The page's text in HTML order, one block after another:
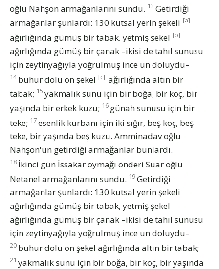
oğlu Nahşon armağanlarını sundu. 13 Getirdiği
armağanlar şunlardı: 130 kutsal yerin şekeli [a]
ağırlığında gümüş bir tabak, yetmiş şekel [b]
ağırlığında gümüş bir çanak –ikisi de tahıl sunusu
için zeytinyağıyla yoğrulmuş ince un doluydu–
14 buhur dolu on şekel [c] ağırlığında altın bir
tabak; 15 yakmalık sunu için bir boğa, bir koç, bir
yaşında bir erkek kuzu; 16 günah sunusu için bir
teke; 17esenlik kurbanı için iki sığır, beş koç, beş
teke, bir yaşında beş kuzu. Amminadav oğlu
Nahşon'un getirdiği armağanlar bunlardı.
18 İkinci gün İssakar oymağı önderi Suar oğlu
Netanel armağanlarını sundu. 19Getirdiği
armağanlar şunlardı: 130 kutsal yerin şekeli
ağırlığında gümüş bir tabak, yetmiş şekel
ağırlığında gümüş bir çanak –ikisi de tahıl sunusu
için zeytinyağıyla yoğrulmuş ince un doluydu–
20 buhur dolu on şekel ağırlığında altın bir tabak;
21 yakmalık sunu için bir boğa, bir koç, bir yaşında